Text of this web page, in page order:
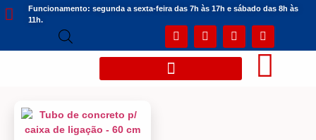
Funcionamento: segunda a sexta-feira das 7h às 17h e sábado das 8h às
11h.